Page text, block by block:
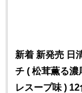
新着 新発売 日
チ ( 松茸薫る
レスープ味 )